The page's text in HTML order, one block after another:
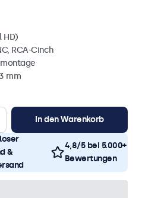
HD)
RCA-Cinch
mm
In den Warenkorb
&
4,8/5 bei 5.000+
Bewertungen